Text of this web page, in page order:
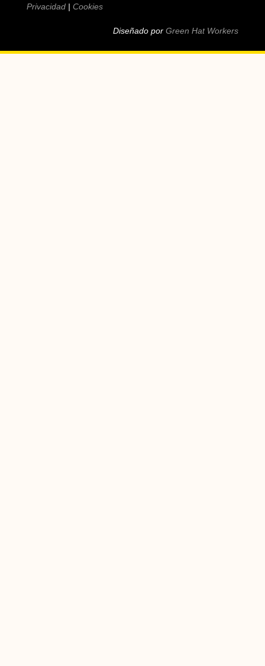
Privacidad| Cookies
Diseñado porGreen Hat Workers